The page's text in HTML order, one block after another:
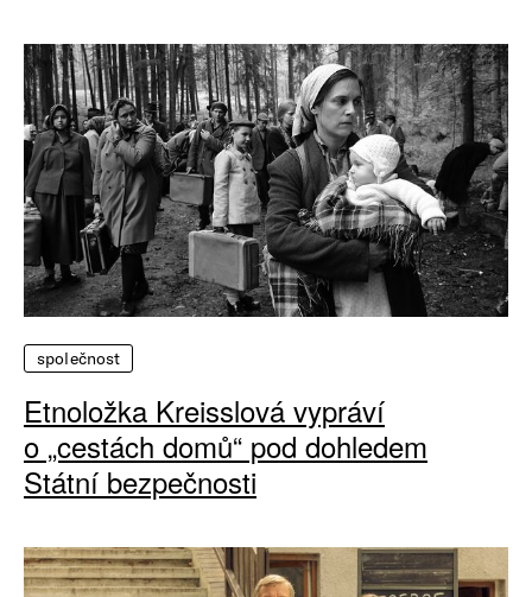
společnost
Etnoložka Kreisslová vypráví
o „cestách domů“ pod dohledem
Státní bezpečnosti